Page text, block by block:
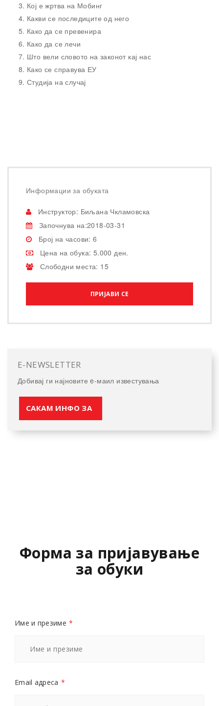
Кој е жртва на Мобинг
Какви се последиците од него
Како да се превенира
Како да се лечи
Што вели словото на законот кај нас
Како се справува ЕУ
Студија на случај
Информации за обуката
Инструктор: Биљана Чкламовска
Започнува на:2018-03-31
Број на часови: 6
Цена на обука: 5.000 ден.
Слободни места: 15
ПРИЈАВИ СЕ
E-NEWSLETTER
Добивај ги најновите e-маил известувања
САКАМ ИНФО ЗА
Форма за пријавување
за обуки
Име и презиме *
Email адреса *